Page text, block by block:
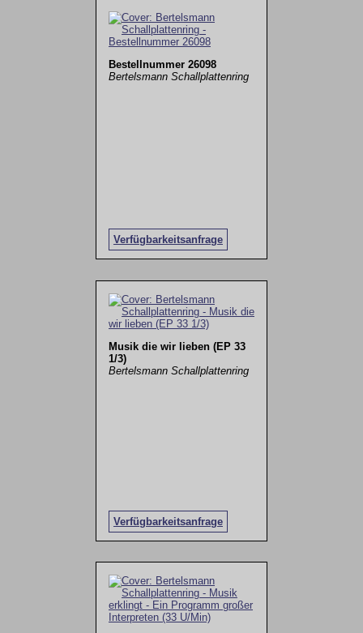
Bestellnummer 26098
Bertelsmann Schallplattenring
Verfügbarkeitsanfrage
Musik die wir lieben (EP 33
1/3)
Bertelsmann Schallplattenring
Verfügbarkeitsanfrage